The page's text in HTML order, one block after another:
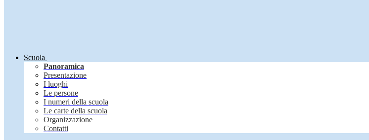
Scuola
Panoramica
Presentazione
I luoghi
Le persone
I numeri della scuola
Le carte della scuola
Organizzazione
Contatti